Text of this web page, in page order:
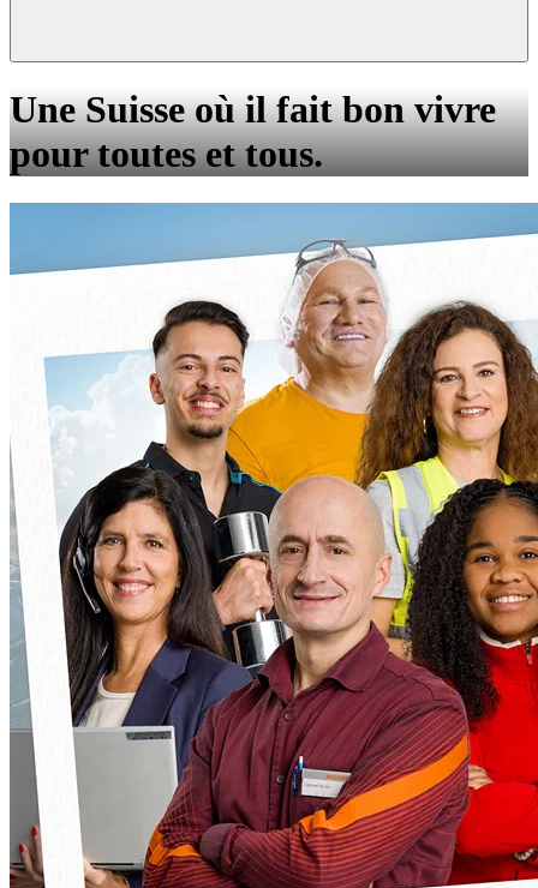
Une Suisse où il fait bon vivre
pour toutes et tous.